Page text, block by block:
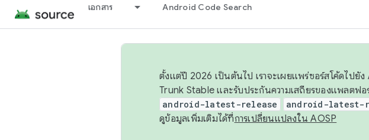
เอกสาร Android Code Search
ตั้งแต่ปี 2026 เป็นต้นไป เราจะเผยแพร่ซอร์สโค้ดไปยั
Trunk Stable และรับประกันความเสถียรของแพลตฟอ
android-latest-release android-latest-
ดูข้อมูลเพิ่มเติมได้ที่การเปลี่ยนแปลงใน AOSP